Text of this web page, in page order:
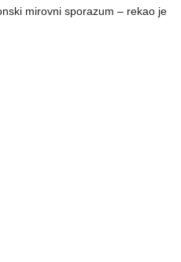
mirovni sporazum – rekao je